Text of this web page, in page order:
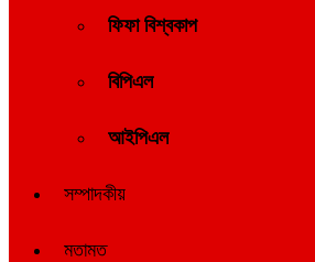
ফিফা বিশ্বকাপ
বিপিএল
আইপিএল
সম্পাদকীয়
মতামত